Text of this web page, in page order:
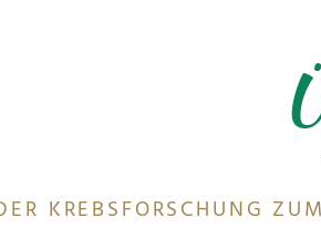
KREBSFORSCHUNG